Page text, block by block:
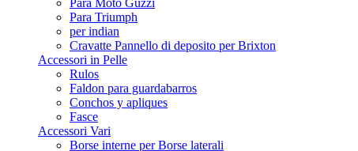
Para Moto Guzzi
Para Triumph
per indian
Cravatte Pannello di deposito per Brixton
Accessori in Pelle
Rulos
Faldon para guardabarros
Conchos y apliques
Fasce
Accessori Vari
Borse interne per Borse laterali